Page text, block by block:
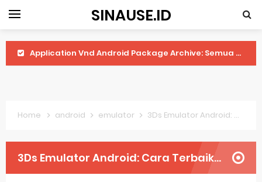
SINAUSE.ID
Application Vnd Android Package Archive: Semua Yang Perlu Diketahui
Spesifikasi Windows 10
Android Waves Gbwhatsapp: A Better Choice For Messaging App
Home android emulator 3Ds Emulator Android: Cara Terbaik Untuk Memainkan Game Nintendo Di Ponsel Anda
3Ds Emulator Android: Cara Terbaik Untuk Memainkan Game Nintendo Di Ponsel Anda